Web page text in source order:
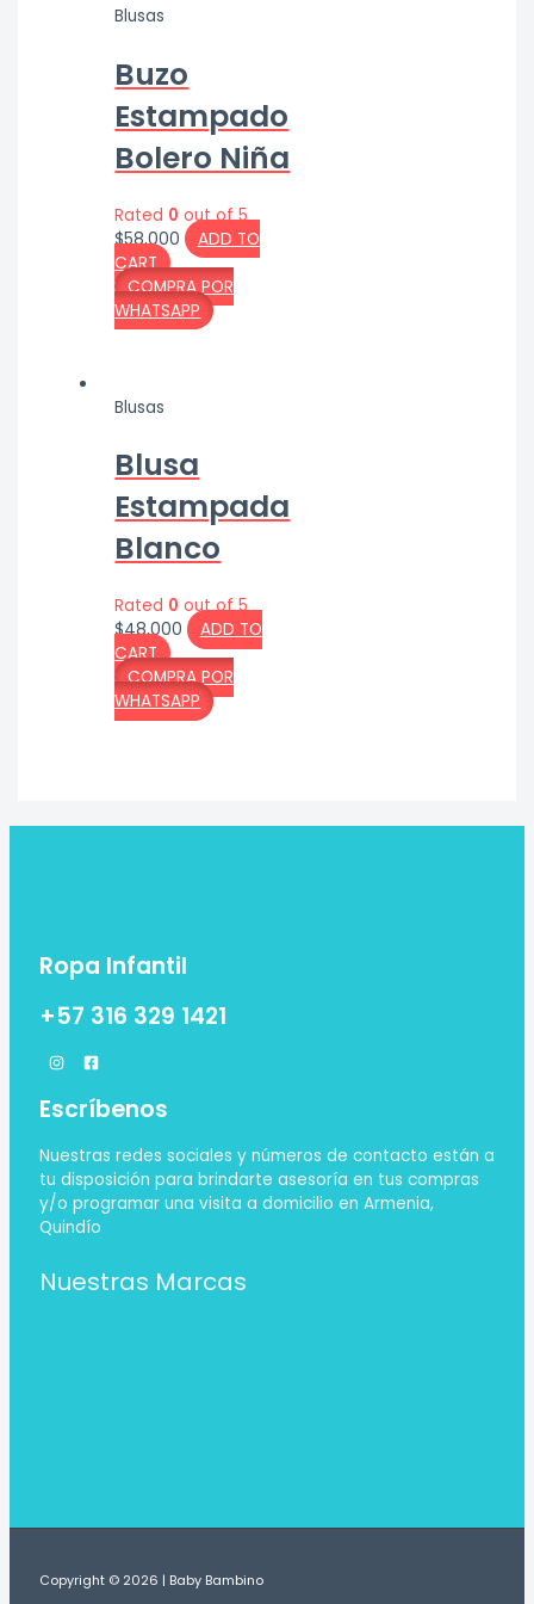
Blusas
Buzo
Estampado
Bolero Niña
Rated 0 out of 5
$58,000
ADD TO
CART
COMPRA POR
WHATSAPP
Blusas
Blusa
Estampada
Blanco
Rated 0 out of 5
$48,000
ADD TO
CART
COMPRA POR
WHATSAPP
Ropa Infantil
+57 316 329 1421
Escríbenos
Nuestras redes sociales y números de contacto están a
tu disposición para brindarte asesoría en tus compras
y/o programar una visita a domicilio en Armenia,
Quindío
Nuestras Marcas
Copyright © 2026 | Baby Bambino